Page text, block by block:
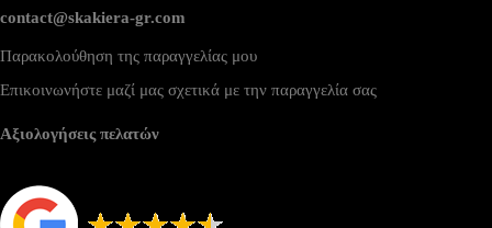
contact@skakiera-gr.com
Παρακολούθηση της παραγγελίας μου
Επικοινωνήστε μαζί μας σχετικά με την παραγγελία σας
Αξιολογήσεις πελατών